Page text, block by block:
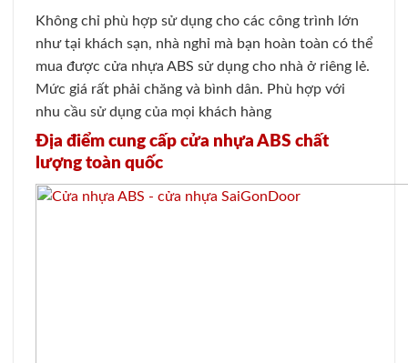
Không chỉ phù hợp sử dụng cho các công trình lớn
như tại khách sạn, nhà nghỉ mà bạn hoàn toàn có thể
mua được cửa nhựa ABS sử dụng cho nhà ở riêng lẻ.
Mức giá rất phải chăng và bình dân. Phù hợp với
nhu cầu sử dụng của mọi khách hàng
Địa điểm cung cấp cửa nhựa ABS chất
lượng toàn quốc